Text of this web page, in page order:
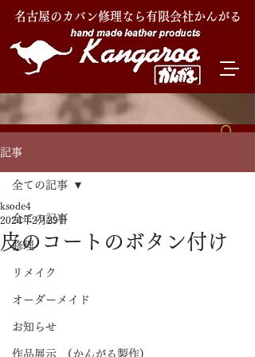
名古屋のカバン修理なら有限会社かんがる
記事
全ての記事
修理
リメイク
オーダーメイド
お知らせ
作品展示 (かんがる製作)
全ての記事
皮のコートのボタン付け
ksode4
2024年2月29日